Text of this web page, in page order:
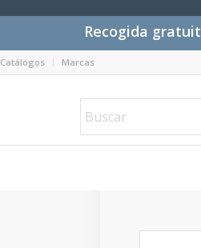
Recogida
Catálogos Marcas